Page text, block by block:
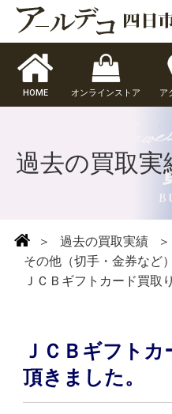
HOME オンラインストア ア
過去の買取実
＞ 過去の買取実績
＞
その他（切手・金券など）
ＪＣＢギフトカード買取
ＪＣＢギフト
頂きました。